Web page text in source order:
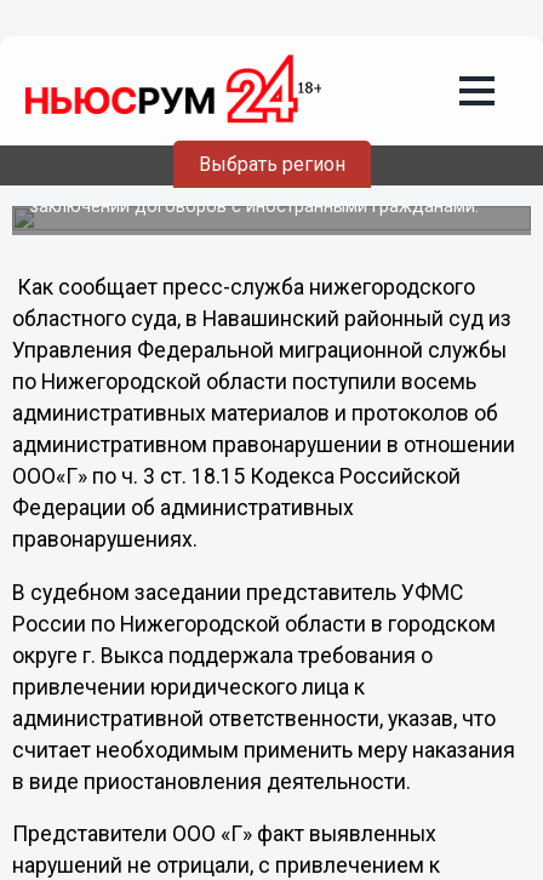
Выбрать регион
Деятельность кораблестроительной
организации приостановлена в
Нижегородской области
Юридическое лицо привлечено к административной
ответственности за несоблюдение требований
законодательства о предоставлении сведений о
заключении договоров с иностранными гражданами.
Как сообщает пресс-служба нижегородского
областного суда, в Навашинский районный суд из
Управления Федеральной миграционной службы
по Нижегородской области поступили восемь
административных материалов и протоколов об
административном правонарушении в отношении
ООО«Г» по ч. 3 ст. 18.15 Кодекса Российской
Федерации об административных
правонарушениях.
В судебном заседании представитель УФМС
России по Нижегородской области в городском
округе г. Выкса поддержала требования о
привлечении юридического лица к
административной ответственности, указав, что
считает необходимым применить меру наказания
в виде приостановления деятельности.
Представители ООО «Г» факт выявленных
нарушений не отрицали, с привлечением к